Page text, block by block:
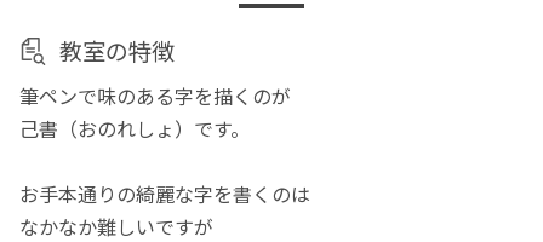
教室の特徴
筆ペンで味のある字を描くのが
己書（おのれしょ）です。
お手本通りの綺麗な字を書くのは
なかなか難しいですが